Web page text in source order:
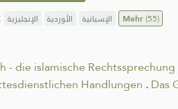
الإنجليزية الأوردية الإسبانية Mehr(55)
- die islamische
Handlungen .Das